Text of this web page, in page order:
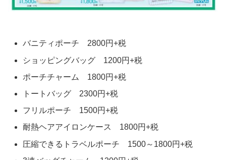
バニティポーチ 2800円+税
ショッピングバッグ 1200円+税
ポーチチャーム 1800円+税
トートバッグ 2300円+税
フリルポーチ 1500円+税
耐熱ヘアアイロンケース 1800円+税
圧縮できるトラベルポーチ 1500～1800円+税